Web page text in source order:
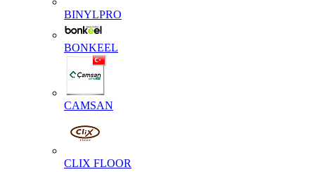
BINYLPRO
BONKEEL
CAMSAN
CLIX FLOOR